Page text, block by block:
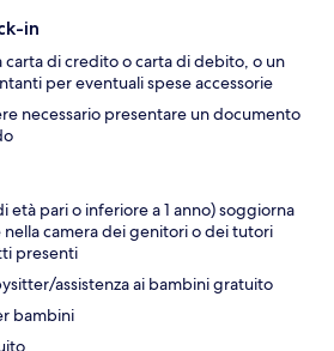
in
carta di credito o carta di debito, o un
per eventuali spese accessorie
necessario presentare un documento
età pari o inferiore a 1 anno) soggiorna
camera dei genitori o dei tutori
presenti
assistenza ai bambini gratuito
bambini